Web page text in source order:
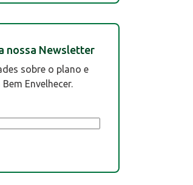
nossa Newsletter
sobre o plano e
Envelhecer.